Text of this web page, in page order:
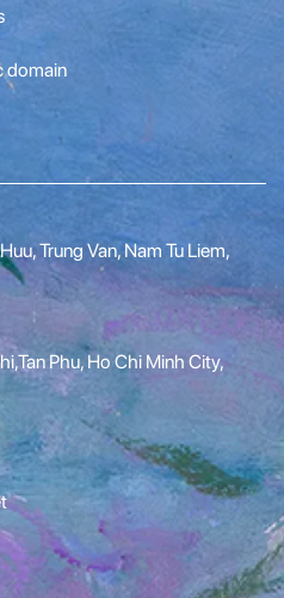
domain
Trung Van, Nam Tu Liem,
Phu, Ho Chi Minh City,